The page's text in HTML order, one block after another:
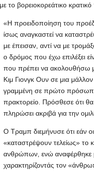
βορειοκορεάτικο κρατικό
«Η προειδοποίηση του
ίσως αναγκαστεί να
με έπεισαν, αντί να με
ο δρόμος που έχω επιλέξει
που πρέπει να ακολουθήσω
Κιμ Γιονγκ Ουν σε μια
γραμμένη σε πρώτο
πρακτορείο. Πρόσθεσε ότι
πληρώσει ακριβά για την
Ο Τραμπ διεμήνυσε ότι εάν
«καταστρέψουν τελείως» το
ανθρώπων, ενώ αναφέρθηκε
χαρακτηρίζοντάς τον